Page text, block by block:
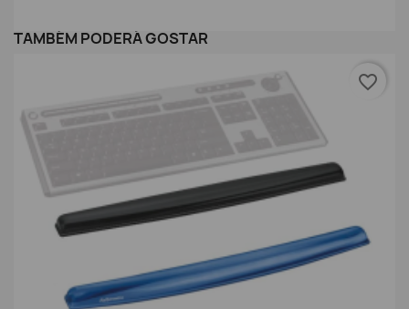
TAMBÉM PODERÁ GOSTAR
favorite_border